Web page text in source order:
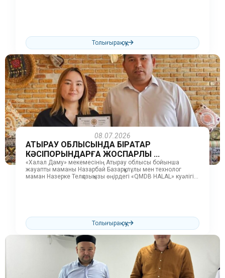
Толығырақ оқу
08.07.2026
АТЫРАУ ОБЛЫСЫНДА БІРҚАТАР
КӘСІПОРЫНДАРҒА ЖОСПАРЛЫ ...
«Халал Даму» мекемесінің Атырау облысы бойынша
жауапты маманы Назарбай Базарқұлұлы мен технолог
маман Назерке Телқозықызы өңірдегі «QMDB HALAL» куәлігін
Толығырақ оқу